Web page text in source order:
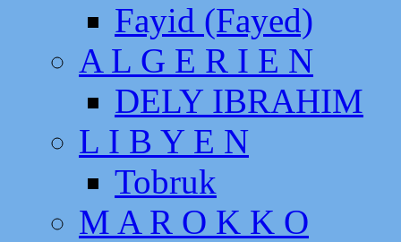
Fayid (Fayed)
A L G E R I E N
DELY IBRAHIM
L I B Y E N
Tobruk
M A R O K K O